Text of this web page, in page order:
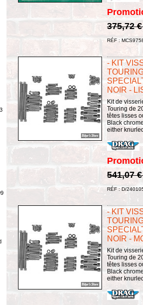
375,72
RÉF :
- KIT
NOIR -
Kit de
Touring de
têtes lisses
Black
either
541,07
RÉF : D/
- KIT
NOIR -
Kit de
Touring de
têtes lisses
Black
either